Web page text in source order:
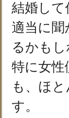
結婚し
適当に
るかもし
特に女
も、ほ
す。